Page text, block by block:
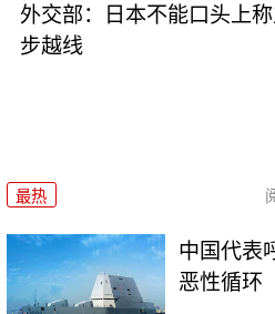
外交部：日本不能口头上
步越线
最热
中国代表
恶性循环